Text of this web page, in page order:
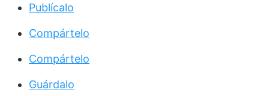
Publícalo
Compártelo
Compártelo
Guárdalo